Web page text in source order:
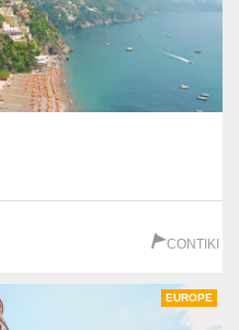
CONTIKI
EUROPE